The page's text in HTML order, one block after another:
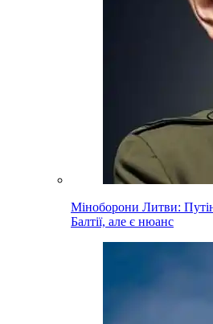
Міноборони Литви:
Балтії, але є нюанс